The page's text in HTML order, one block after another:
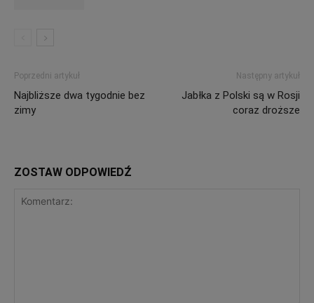
Poprzedni artykuł
Najbliższe dwa tygodnie bez
zimy
Następny artykuł
Jabłka z Polski są w Rosji
coraz droższe
ZOSTAW ODPOWIEDŹ